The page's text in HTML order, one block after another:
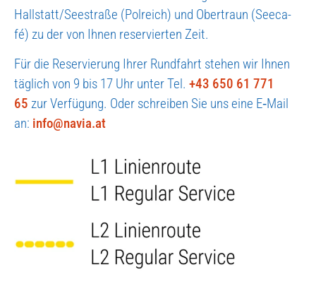
Hallstatt/Seestraße (Pol­reich) und Ober­traun (See­ca­
fé) zu der von Ihnen reser­vier­ten Zeit.
Für die Reser­vie­rung Ihrer Rund­fahrt ste­hen wir Ihnen
täg­lich von 9 bis 17 Uhr unter Tel. +43 650 61 771
65 zur Ver­fü­gung. Oder schrei­ben Sie uns eine E‑Mail
an: info@navia.at